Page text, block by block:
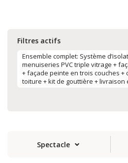
Filtres actifs
Ensemble complet: Système
menuiseries PVC triple vitrage +
+ façade peinte en trois couches +
toiture + kit de gouttière + livraison
Spectacle